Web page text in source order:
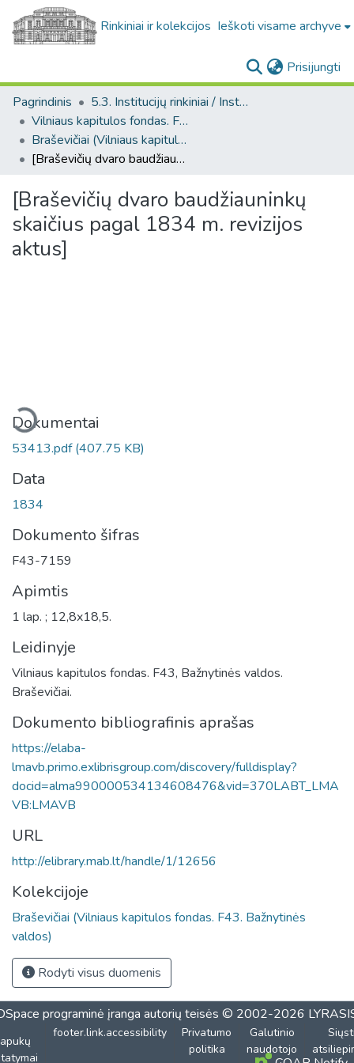
Rinkiniai ir kolekcijos Ieškoti visame archyve
Prisijungti
Pagrindinis
5.3. Institucijų rinkiniai / Institutional collections
Vilniaus kapitulos fondas. F43
Braševičiai (Vilniaus kapitulos fondas. F43. Bažnytinės valdos)
[Braševičių dvaro baudžiauninkų skaičius pagal 1834 m. revizijos aktus]
[Braševičių dvaro baudžiauninkų
skaičius pagal 1834 m. revizijos
aktus]
Dokumentai
53413.pdf(407.75 KB)
Data
1834
Dokumento šifras
F43-7159
Apimtis
1 lap. ; 12,8x18,5.
Leidinyje
Vilniaus kapitulos fondas. F43, Bažnytinės valdos.
Braševičiai.
Dokumento bibliografinis aprašas
https://elaba-
lmavb.primo.exlibrisgroup.com/discovery/fulldisplay?
docid=alma990000534134608476&vid=370LABT_LMA
VB:LMAVB
URL
http://elibrary.mab.lt/handle/1/12656
Kolekcijoje
Braševičiai (Vilniaus kapitulos fondas. F43. Bažnytinės
valdos)
Rodyti visus duomenis
programinė įranga autorių teisės © 2002-2026
footer.link.accessibility
Privatumo
politika
Galutinio
naudotojo